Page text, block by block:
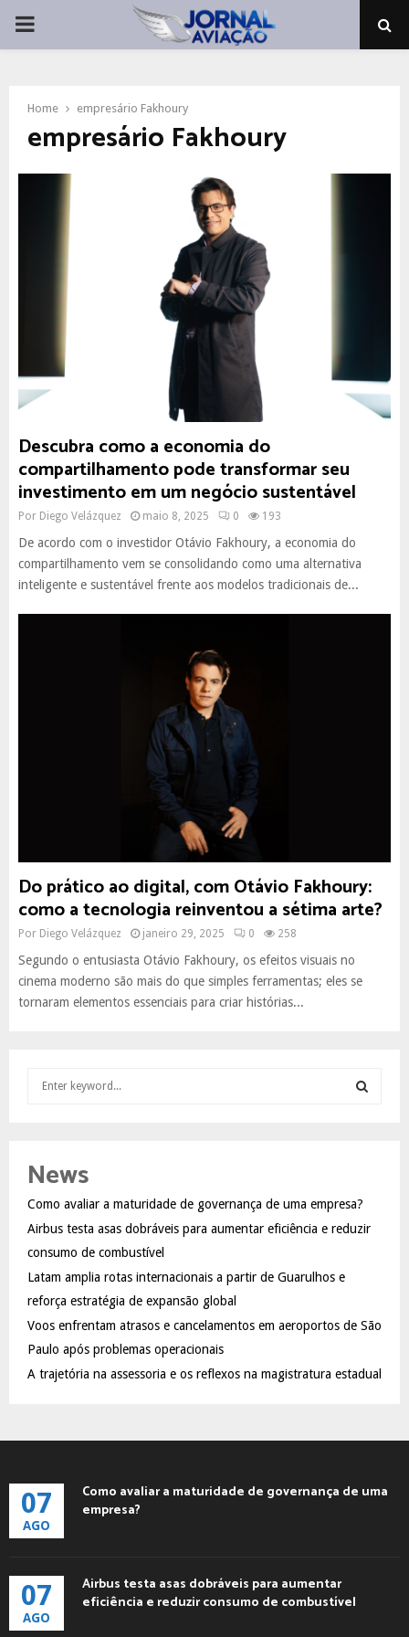
PRIMARY
Home empresário Fakhoury
empresário Fakhoury
Descubra como a economia do
compartilhamento pode transformar seu
investimento em um negócio sustentável
Por Diego Velázquez maio 8, 2025 0 193
De acordo com o investidor Otávio Fakhoury, a economia do
compartilhamento vem se consolidando como uma alternativa
inteligente e sustentável frente aos modelos tradicionais de...
Do prático ao digital, com Otávio Fakhoury:
como a tecnologia reinventou a sétima arte?
Por Diego Velázquez janeiro 29, 2025 0 258
Segundo o entusiasta Otávio Fakhoury, os efeitos visuais no
cinema moderno são mais do que simples ferramentas; eles se
tornaram elementos essenciais para criar histórias...
h
o
r
:
R
News
Como avaliar a maturidade de governança de uma empresa?
Airbus testa asas dobráveis para aumentar eficiência e reduzir
consumo de combustível
Latam amplia rotas internacionais a partir de Guarulhos e
reforça estratégia de expansão global
Voos enfrentam atrasos e cancelamentos em aeroportos de São
Paulo após problemas operacionais
A trajetória na assessoria e os reflexos na magistratura estadual
07
AGO
Como avaliar a maturidade de governança de uma
empresa?
07
AGO
Airbus testa asas dobráveis para aumentar
eficiência e reduzir consumo de combustível